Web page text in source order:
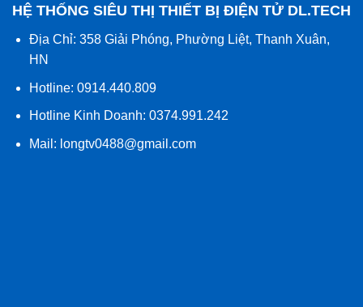
HỆ THỐNG SIÊU THỊ THIẾT BỊ ĐIỆN TỬ DL.TECH
Địa Chỉ: 358 Giải Phóng, Phường Liệt, Thanh Xuân,
HN
Hotline: 0914.440.809
Hotline Kinh Doanh: 0374.991.242
Mail: longtv0488@gmail.com